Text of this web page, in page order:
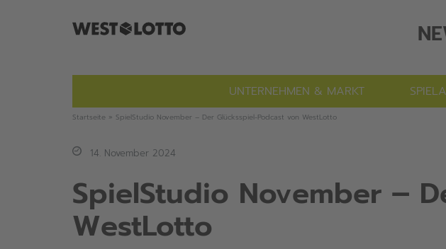
UNTERNEHMEN & MARKT
Startseite » SpielStudio November – Der Glücksspiel-Podcast von WestLotto
14. November 2024
SpielStudio November –
WestLotto